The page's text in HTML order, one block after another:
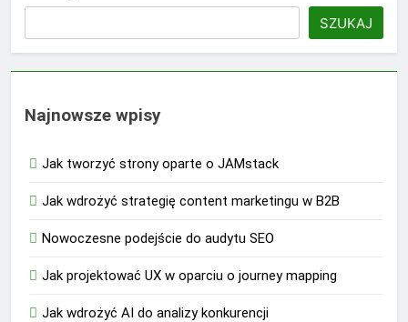
SZUKAJ
Najnowsze wpisy
Jak tworzyć strony oparte o JAMstack
Jak wdrożyć strategię content marketingu w B2B
Nowoczesne podejście do audytu SEO
Jak projektować UX w oparciu o journey mapping
Jak wdrożyć AI do analizy konkurencji